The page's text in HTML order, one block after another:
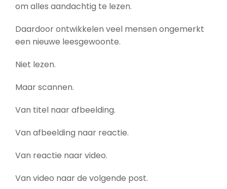
om alles aandachtig te lezen.
Daardoor ontwikkelen veel mensen ongemerkt
een nieuwe leesgewoonte.
Niet lezen.
Maar scannen.
Van titel naar afbeelding.
Van afbeelding naar reactie.
Van reactie naar video.
Van video naar de volgende post.